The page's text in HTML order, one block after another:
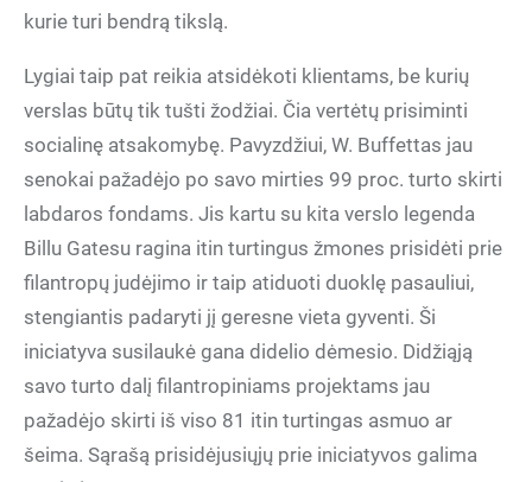
kurie turi bendrą tikslą.
Lygiai taip pat reikia atsidėkoti klientams, be kurių
verslas būtų tik tušti žodžiai. Čia vertėtų prisiminti
socialinę atsakomybę. Pavyzdžiui, W. Buffettas jau
senokai pažadėjo po savo mirties 99 proc. turto skirti
labdaros fondams. Jis kartu su kita verslo legenda
Billu Gatesu ragina itin turtingus žmones prisidėti prie
filantropų judėjimo ir taip atiduoti duoklę pasauliui,
stengiantis padaryti jį geresne vieta gyventi. Ši
iniciatyva susilaukė gana didelio dėmesio. Didžiąją
savo turto dalį filantropiniams projektams jau
pažadėjo skirti iš viso 81 itin turtingas asmuo ar
šeima. Sąrašą prisidėjusiųjų prie iniciatyvos galima